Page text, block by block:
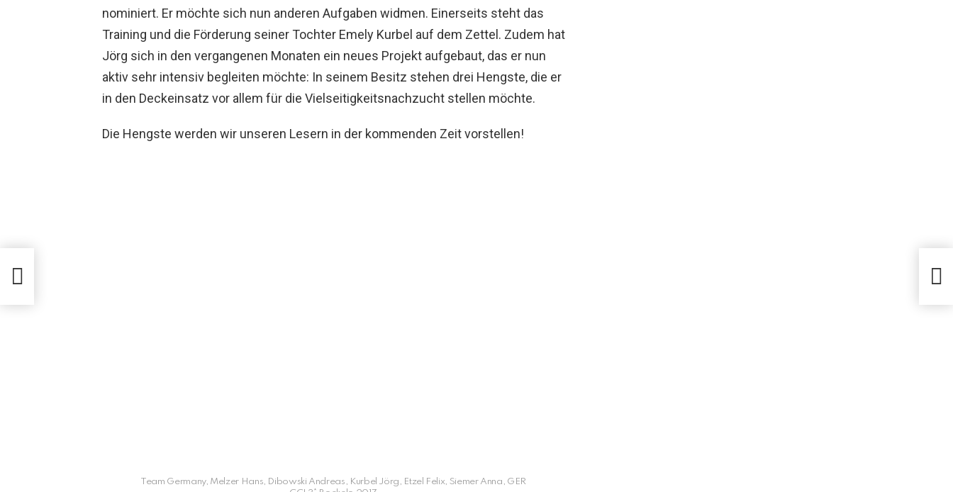
nominiert. Er möchte sich nun anderen Aufgaben widmen. Einerseits steht das
Training und die Förderung seiner Tochter Emely Kurbel auf dem Zettel. Zudem hat
Jörg sich in den vergangenen Monaten ein neues Projekt aufgebaut, das er nun
aktiv sehr intensiv begleiten möchte: In seinem Besitz stehen drei Hengste, die er
in den Deckeinsatz vor allem für die Vielseitigkeitsnachzucht stellen möchte.
Die Hengste werden wir unseren Lesern in der kommenden Zeit vorstellen!
Team Germany, Melzer Hans, Dibowski Andreas, Kurbel Jörg, Etzel Felix, Siemer Anna, GER